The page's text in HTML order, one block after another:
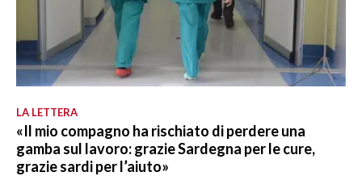
LA LETTERA
«Il mio compagno ha rischiato di perdere una
gamba sul lavoro: grazie Sardegna per le cure,
grazie sardi per l’aiuto»